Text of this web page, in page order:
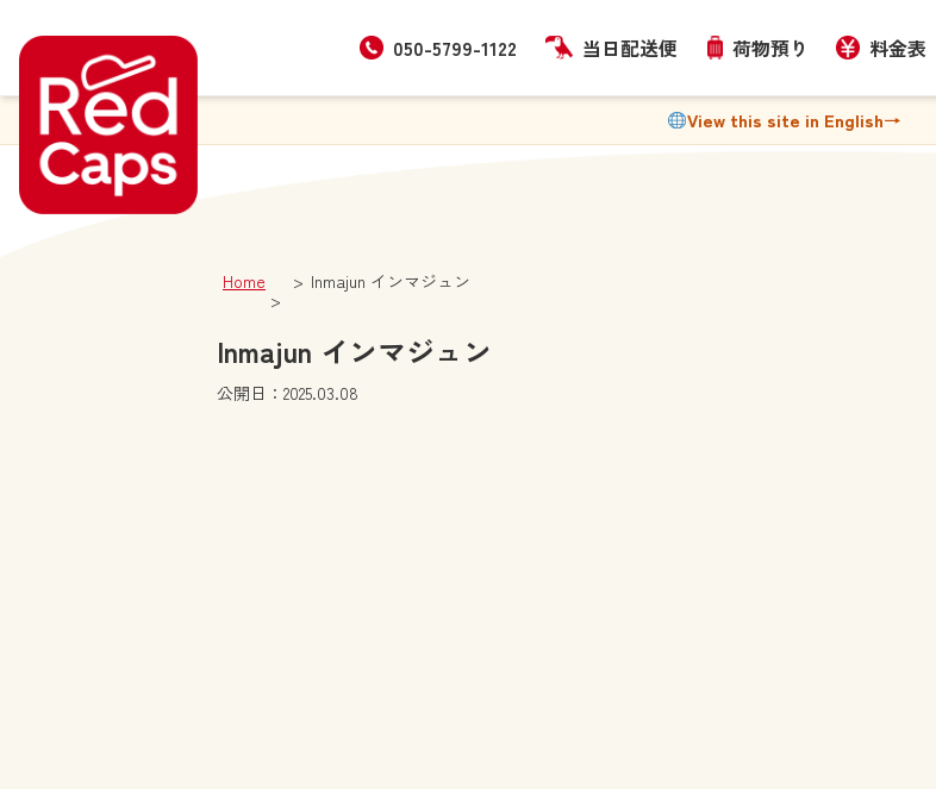
050-5799-1122 当日配送便 荷物預り 料金表
View this site in English→
Home Inmajun インマジュン
Inmajun インマジュン
公開日：2025.03.08